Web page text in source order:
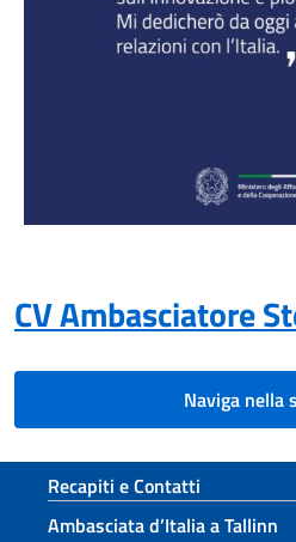
CV Ambasciatore
Naviga nella
Sezione footer
Recapiti e Contatti
Ambasciata d’Italia a Tallinn